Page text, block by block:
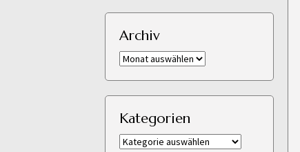
Archiv
Archiv
Kategorien
Kategorien